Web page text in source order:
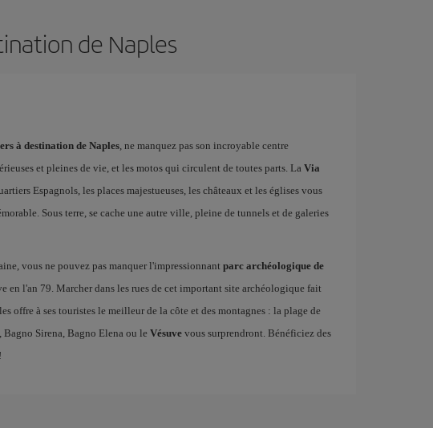
de Naples
à destination de Naples, ne manquez pas son incroyable centre
et pleines de vie, et les motos qui circulent de toutes parts. LaVia
Espagnols, les places majestueuses, les châteaux et les églises vous
Sous terre, se cache une autre ville, pleine de tunnels et de galeries
vous ne pouvez pas manquer l'impressionnant parc archéologique de
en l'an 79. Marcher dans les rues de cet important site archéologique fait
offre à ses touristes le meilleur de la côte et des montagnes : la plage de
Bagno Sirena, Bagno Elena ou le Vésuvevous surprendront. Bénéficiez des